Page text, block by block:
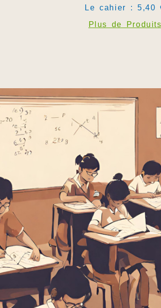
Le cahier : 5,40
Plus de Produits